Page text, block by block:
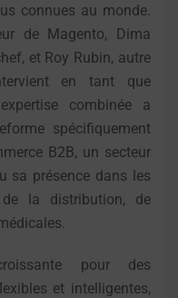
connues au monde.
de Magento, Dima
et Roy Rubin, autre
en tant que
combinée a
spécifiquement
B2B, un secteur
sa présence dans les
la distribution, de
pour des
et intelligentes,